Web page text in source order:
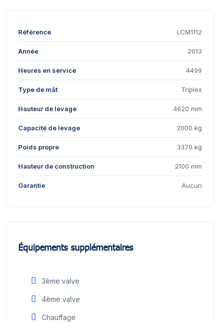
Référence LCM1112
Année 2013
Heures en service 4499
Type de mât Triplex
Hauteur de levage 4620 mm
Capacité de levage 2000 kg
Poids propre 3370 kg
Hauteur de construction 2100 mm
Garantie Aucun
Équipements supplémentaires
3ème valve
4ème valve
Chauffage